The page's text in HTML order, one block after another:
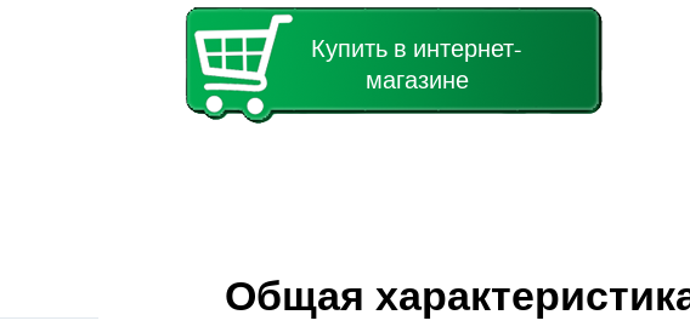
Купить в интернет-
магазине
Общая